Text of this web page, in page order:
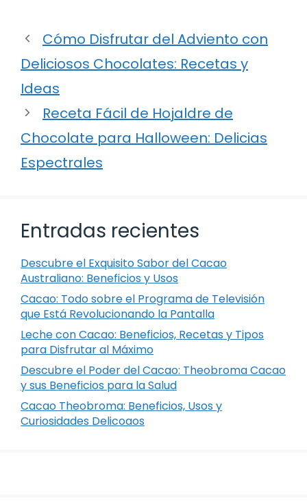
Cómo Disfrutar del Adviento con
Deliciosos Chocolates: Recetas y
Ideas
Receta Fácil de Hojaldre de
Chocolate para Halloween: Delicias
Espectrales
Entradas recientes
Descubre el Exquisito Sabor del Cacao
Australiano: Beneficios y Usos
Cacao: Todo sobre el Programa de Televisión
que Está Revolucionando la Pantalla
Leche con Cacao: Beneficios, Recetas y Tipos
para Disfrutar al Máximo
Descubre el Poder del Cacao: Theobroma Cacao
y sus Beneficios para la Salud
Cacao Theobroma: Beneficios, Usos y
Curiosidades Delicoaos